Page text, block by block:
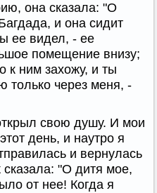
она сказала: "О
и она сидит
ее видел, - ее
помещение внизу;
к ним захожу, и ты
только через меня, -
свою душу. И мои
день, и наутро я
и вернулась
"О дитя мое,
от нее! Когда я